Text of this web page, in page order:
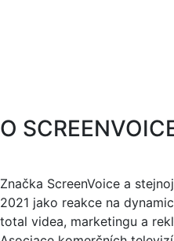
O
Značka ScreenVoice a
2021 jako reakce na
total videa, marketingu a